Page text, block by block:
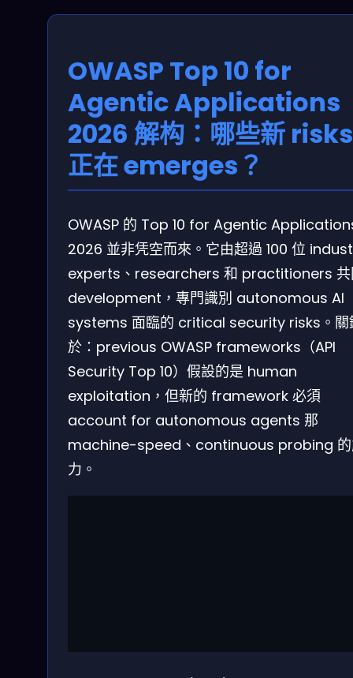
OWASP Top 10 for
Agentic Applications
2026 解构：哪些新 risks
正在 emerges？
OWASP 的 Top 10 for Agentic
2026 並非凭空而來。它由超過 100 位
experts、researchers 和 practitioners 共
development，專門識別 autonomous AI
systems 面臨的 critical security risks。關
於：previous OWASP frameworks（API
Security Top 10）假設的是 human
exploitation，但新的 framework 必須
account for autonomous agents 那
machine-speed、continuous probing
力。